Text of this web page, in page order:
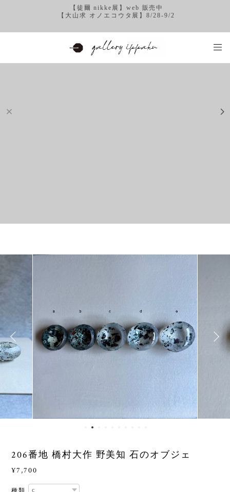
【徒爾 nikke展】web 販売中
【大山求 オノエコウタ展】8/28-9/2
206番地 橋村大作 野美知 石のオブジェ
¥7,700
種類